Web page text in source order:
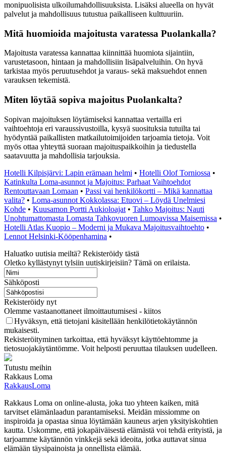
monipuolisista ulkoilumahdollisuuksista. Lisäksi alueella on hyvät
palvelut ja mahdollisuus tutustua paikalliseen kulttuuriin.
Mitä huomioida majoitusta varatessa Puolankalla?
Majoitusta varatessa kannattaa kiinnittää huomiota sijaintiin,
varustetasoon, hintaan ja mahdollisiin lisäpalveluihin. On hyvä
tarkistaa myös peruutusehdot ja varaus- sekä maksuehdot ennen
varauksen tekemistä.
Miten löytää sopiva majoitus Puolankalta?
Sopivan majoituksen löytämiseksi kannattaa vertailla eri
vaihtoehtoja eri varaussivustoilla, kysyä suosituksia tutuilta tai
hyödyntää paikallisten matkailutoimijoiden tarjoamia tietoja. Voit
myös ottaa yhteyttä suoraan majoituspaikkoihin ja tiedustella
saatavuutta ja mahdollisia tarjouksia.
Hotelli Kilpisjärvi: Lapin erämaan helmi • Hotelli Olof Torniossa •
Katinkulta Loma-asunnot ja Majoitus: Parhaat Vaihtoehdot
Rentouttavaan Lomaan • Passi vai henkilökortti – Mikä kannattaa
valita? • Loma-asunnot Kokkolassa: Etuovi – Löydä Unelmiesi
Kohde • Kuusamon Portti Aukioloajat • Tahko Majoitus: Nauti
Unohtumattomasta Lomasta Tahkovuoren Lumoavissa Maisemissa •
Hotelli Atlas Kuopio – Moderni ja Mukava Majoitusvaihtoehto •
Lennot Helsinki-Kööpenhamina •
Haluatko uutisia meiltä? Rekisteröidy tästä
Oletko kyllästynyt tylsiin uutiskirjeisiin? Tämä on erilaista.
Sähköposti
Rekisteröidy nyt
Olemme vastaanottaneet ilmoittautumisesi - kiitos
Hyväksyn, että tietojani käsitellään henkilötietokäytännön
mukaisesti.
Rekisteröityminen tarkoittaa, että hyväksyt käyttöehtomme ja
tietosuojakäytäntömme. Voit helposti peruuttaa tilauksen uudelleen.
Tutustu meihin
Rakkaus Loma
RakkausLoma
Rakkaus Loma on online-alusta, joka tuo yhteen kaiken, mitä
tarvitset elämänlaadun parantamiseksi. Meidän missiomme on
inspiroida ja opastaa sinua löytämään kauneus arjen yksityiskohtien
kautta. Uskomme, että jokapäiväisestä elämästä voi tehdä erityistä, ja
tarjoamme käytännön vinkkejä sekä ideoita, jotka auttavat sinua
elämään täysipainoista ja onnellista elämää.